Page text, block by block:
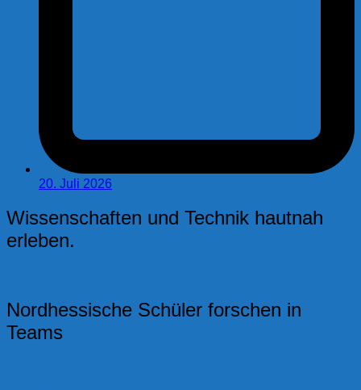
20. Juli 2026
Wissenschaften und Technik hautnah
erleben.
Nordhessische Schüler forschen in
Teams